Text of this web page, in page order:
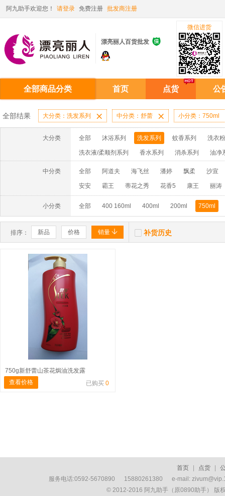
阿九助手欢迎您！ 请登录 免费注册 批发商注册
漂亮丽人百货批发 
微信进货
全部商品分类 首页 点货 公
全部结果 大分类：洗发系列  中分类：舒蕾  小分类：750ml
大分类 全部 沐浴系列 洗发系列 蚊香系列 洗衣
洗衣液/柔顺剂系列 香水系列 消杀系列 油净
啫喱膏/水系列 厨房油污系列 玻璃/地板/清洁系
牙膏系列 牙刷系列 固发定型系列 染发系列
洗洁精系列 保健品系列 雨伞系列家用帆布洗洁
中分类 全部 阿道夫 海飞丝 潘婷 飘柔 沙宣
安安 霸王 蒂花之秀 花香5 康王 丽涛
小分类 全部 400 160ml 400ml 200ml 750ml
排序： 新品 价格 销量   补货历史
750g新舒蕾山茶花焗油洗发露
查看价格
已购买 0
首页 点货
服务电话:0592-5670890 15880261380 e-mail:
© 2012-2016 阿九助手（原0890助手） 版